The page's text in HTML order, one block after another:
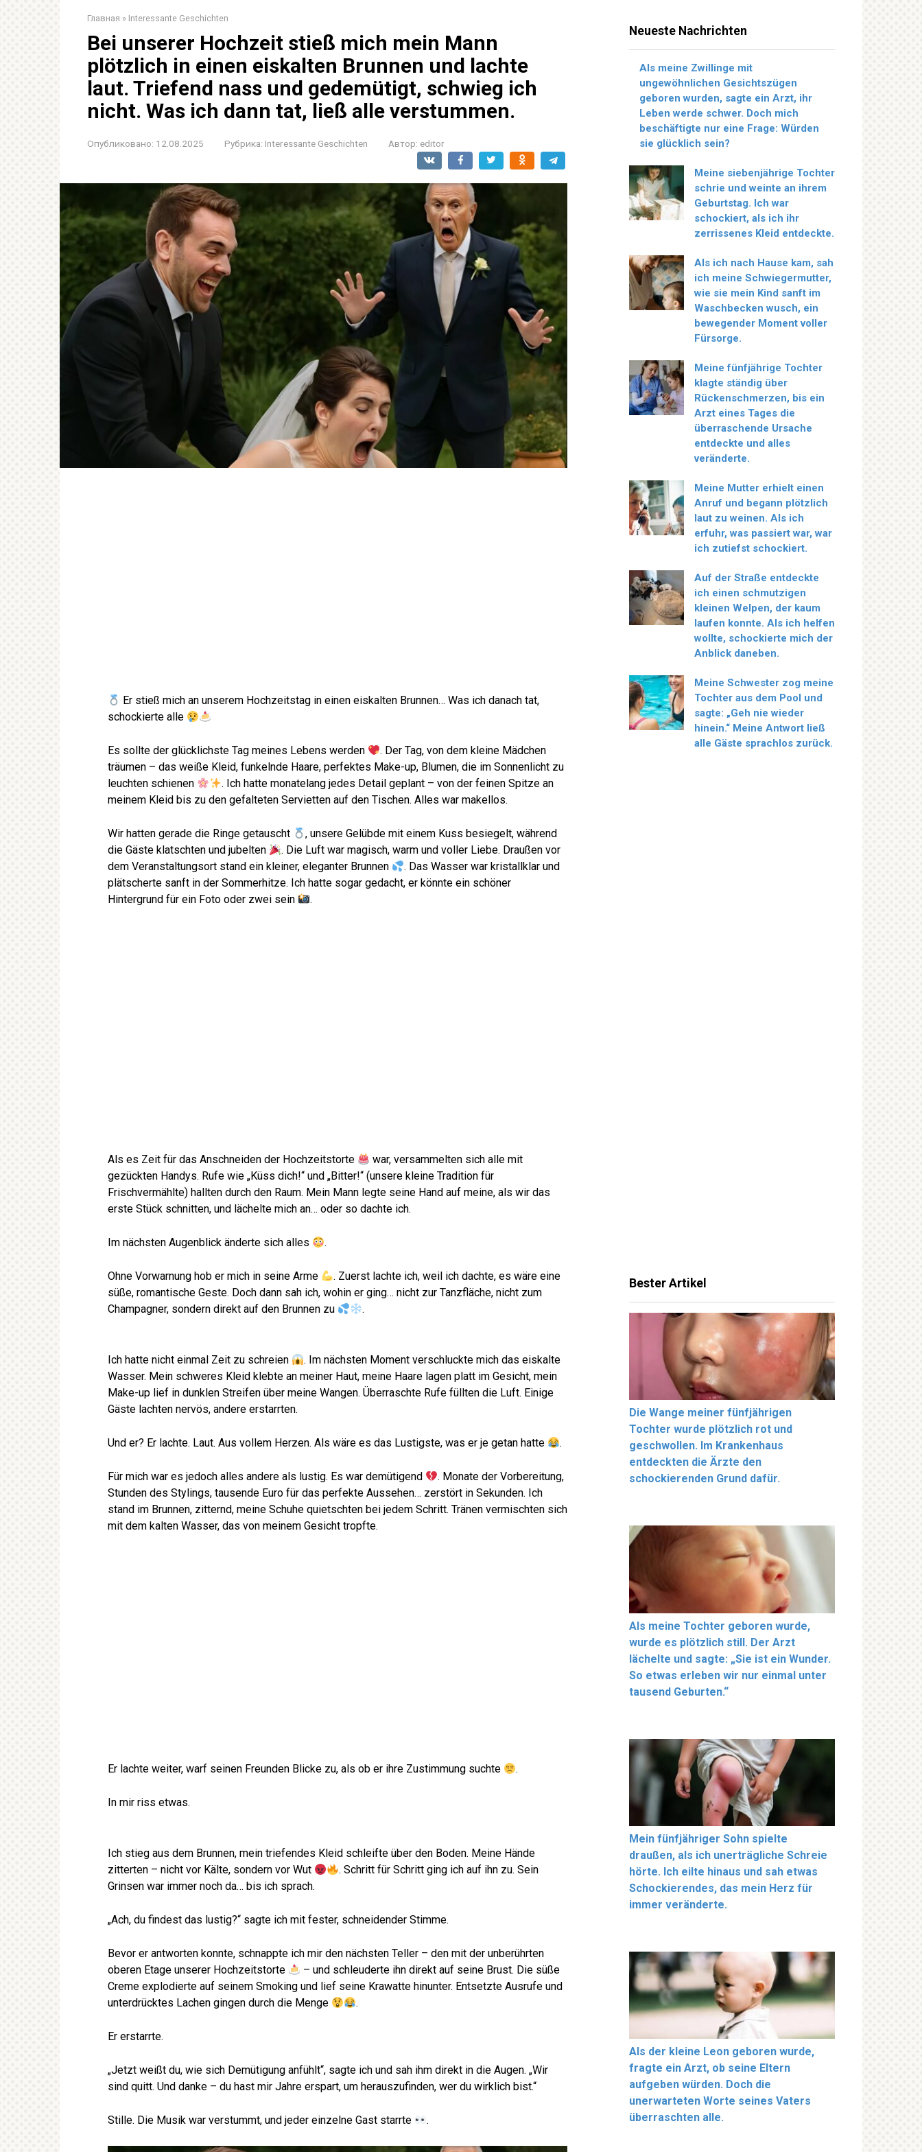
Главная » Interessante Geschichten
Bei unserer Hochzeit stieß mich mein Mann
plötzlich in einen eiskalten Brunnen und lachte
laut. Triefend nass und gedemütigt, schwieg ich
nicht. Was ich dann tat, ließ alle verstummen.
Опубликовано: 12.08.2025 Рубрика: Interessante Geschichten Автор: editor
Er stieß mich an unserem Hochzeitstag in einen eiskalten Brunnen… Was ich danach tat,
schockierte alle
Es sollte der glücklichste Tag meines Lebens werden
. Der Tag, von dem kleine Mädchen
träumen – das weiße Kleid, funkelnde Haare, perfektes Make-up, Blumen, die im Sonnenlicht zu
leuchten schienen
. Ich hatte monatelang jedes Detail geplant – von der feinen Spitze an
meinem Kleid bis zu den gefalteten Servietten auf den Tischen. Alles war makellos.
Wir hatten gerade die Ringe getauscht
, unsere Gelübde mit einem Kuss besiegelt, während
die Gäste klatschten und jubelten
. Die Luft war magisch, warm und voller Liebe. Draußen vor
dem Veranstaltungsort stand ein kleiner, eleganter Brunnen
. Das Wasser war kristallklar und
plätscherte sanft in der Sommerhitze. Ich hatte sogar gedacht, er könnte ein schöner
Hintergrund für ein Foto oder zwei sein
.
Als es Zeit für das Anschneiden der Hochzeitstorte
war, versammelten sich alle mit
gezückten Handys. Rufe wie „Küss dich!“ und „Bitter!“ (unsere kleine Tradition für
Frischvermählte) hallten durch den Raum. Mein Mann legte seine Hand auf meine, als wir das
erste Stück schnitten, und lächelte mich an… oder so dachte ich.
Im nächsten Augenblick änderte sich alles .
Ohne Vorwarnung hob er mich in seine Arme
. Zuerst lachte ich, weil ich dachte, es wäre eine
süße, romantische Geste. Doch dann sah ich, wohin er ging… nicht zur Tanzfläche, nicht zum
Champagner, sondern direkt auf den Brunnen zu
.
Ich hatte nicht einmal Zeit zu schreien
. Im nächsten Moment verschluckte mich das eiskalte
Wasser. Mein schweres Kleid klebte an meiner Haut, meine Haare lagen platt im Gesicht, mein
Make-up lief in dunklen Streifen über meine Wangen. Überraschte Rufe füllten die Luft. Einige
Gäste lachten nervös, andere erstarrten.
Und er? Er lachte. Laut. Aus vollem Herzen. Als wäre es das Lustigste, was er je getan hatte .
Für mich war es jedoch alles andere als lustig. Es war demütigend
. Monate der Vorbereitung,
Stunden des Stylings, tausende Euro für das perfekte Aussehen… zerstört in Sekunden. Ich
stand im Brunnen, zitternd, meine Schuhe quietschten bei jedem Schritt. Tränen vermischten sich
mit dem kalten Wasser, das von meinem Gesicht tropfte.
Er lachte weiter, warf seinen Freunden Blicke zu, als ob er ihre Zustimmung suchte .
In mir riss etwas.
Ich stieg aus dem Brunnen, mein triefendes Kleid schleifte über den Boden. Meine Hände
zitterten – nicht vor Kälte, sondern vor Wut
. Schritt für Schritt ging ich auf ihn zu. Sein
Grinsen war immer noch da… bis ich sprach.
„Ach, du findest das lustig?“ sagte ich mit fester, schneidender Stimme.
Bevor er antworten konnte, schnappte ich mir den nächsten Teller – den mit der unberührten
oberen Etage unserer Hochzeitstorte
– und schleuderte ihn direkt auf seine Brust. Die süße
Creme explodierte auf seinem Smoking und lief seine Krawatte hinunter. Entsetzte Ausrufe und
unterdrücktes Lachen gingen durch die Menge
.
Er erstarrte.
„Jetzt weißt du, wie sich Demütigung anfühlt“, sagte ich und sah ihm direkt in die Augen. „Wir
sind quitt. Und danke – du hast mir Jahre erspart, um herauszufinden, wer du wirklich bist.“
Stille. Die Musik war verstummt, und jeder einzelne Gast starrte .
Neueste Nachrichten
Als meine Zwillinge mit
ungewöhnlichen Gesichtszügen
geboren wurden, sagte ein Arzt, ihr
Leben werde schwer. Doch mich
beschäftigte nur eine Frage: Würden
sie glücklich sein?
Meine siebenjährige Tochter
schrie und weinte an ihrem
Geburtstag. Ich war
schockiert, als ich ihr
zerrissenes Kleid entdeckte.
Als ich nach Hause kam, sah
ich meine Schwiegermutter,
wie sie mein Kind sanft im
Waschbecken wusch, ein
bewegender Moment voller
Fürsorge.
Meine fünfjährige Tochter
klagte ständig über
Rückenschmerzen, bis ein
Arzt eines Tages die
überraschende Ursache
entdeckte und alles
veränderte.
Meine Mutter erhielt einen
Anruf und begann plötzlich
laut zu weinen. Als ich
erfuhr, was passiert war, war
ich zutiefst schockiert.
Auf der Straße entdeckte
ich einen schmutzigen
kleinen Welpen, der kaum
laufen konnte. Als ich helfen
wollte, schockierte mich der
Anblick daneben.
Meine Schwester zog meine
Tochter aus dem Pool und
sagte: „Geh nie wieder
hinein.“ Meine Antwort ließ
alle Gäste sprachlos zurück.
Bester Artikel
Die Wange meiner fünfjährigen
Tochter wurde plötzlich rot und
geschwollen. Im Krankenhaus
entdeckten die Ärzte den
schockierenden Grund dafür.
Als meine Tochter geboren wurde,
wurde es plötzlich still. Der Arzt
lächelte und sagte: „Sie ist ein Wunder.
So etwas erleben wir nur einmal unter
tausend Geburten.“
Mein fünfjähriger Sohn spielte
draußen, als ich unerträgliche Schreie
hörte. Ich eilte hinaus und sah etwas
Schockierendes, das mein Herz für
immer veränderte.
Als der kleine Leon geboren wurde,
fragte ein Arzt, ob seine Eltern
aufgeben würden. Doch die
unerwarteten Worte seines Vaters
überraschten alle.